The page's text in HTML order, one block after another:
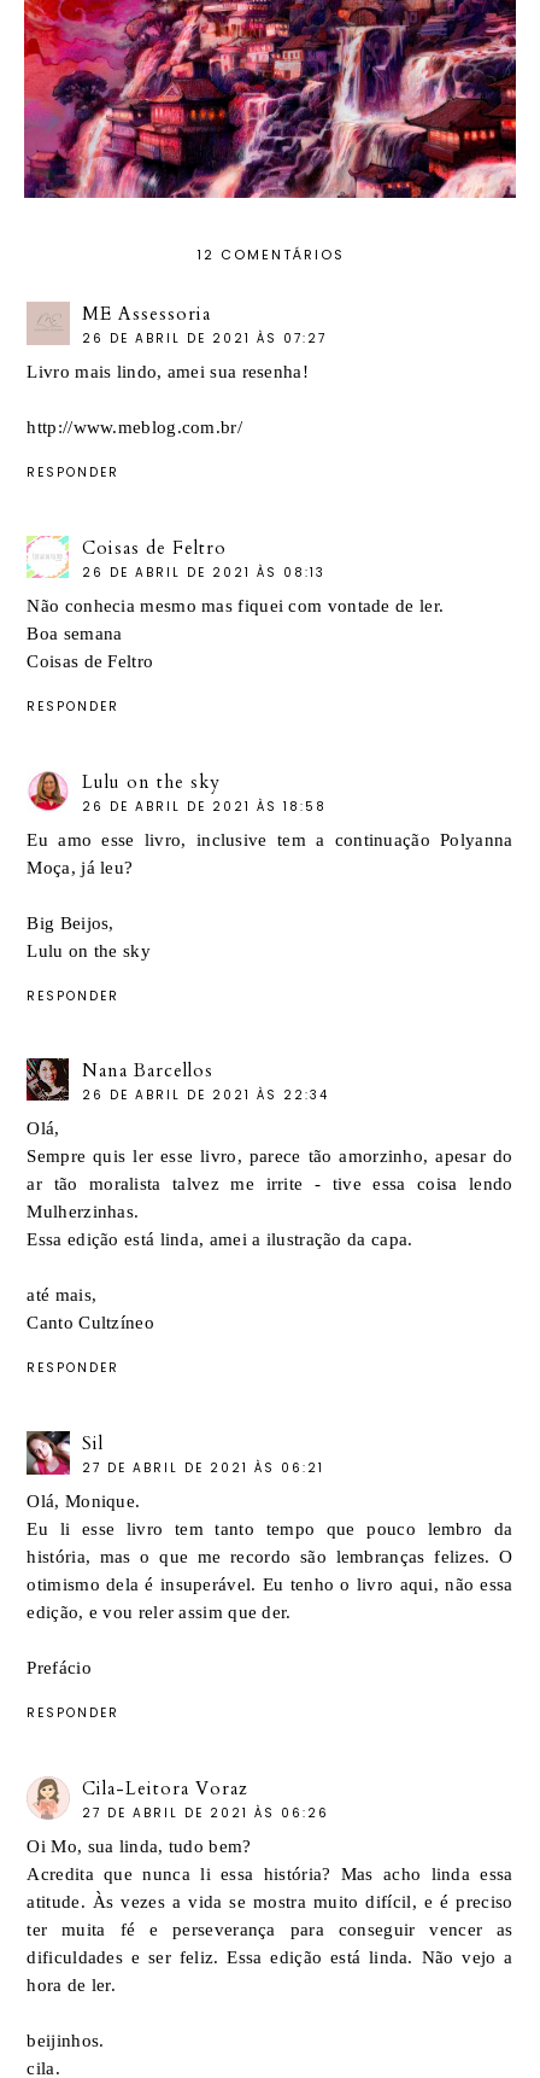
12 COMENTÁRIOS
ME Assessoria
26 DE ABRIL DE 2021 ÀS 07:27
Livro mais lindo, amei sua resenha!
http://www.meblog.com.br/
RESPONDER
Coisas de Feltro
26 DE ABRIL DE 2021 ÀS 08:13
Não conhecia mesmo mas fiquei com vontade de ler.
Boa semana
Coisas de Feltro
RESPONDER
Lulu on the sky
26 DE ABRIL DE 2021 ÀS 18:58
Eu amo esse livro, inclusive tem a continuação Polyanna
Moça, já leu?
Big Beijos,
Lulu on the sky
RESPONDER
Nana Barcellos
26 DE ABRIL DE 2021 ÀS 22:34
Olá,
Sempre quis ler esse livro, parece tão amorzinho, apesar do
ar tão moralista talvez me irrite - tive essa coisa lendo
Mulherzinhas.
Essa edição está linda, amei a ilustração da capa.
até mais,
Canto Cultzíneo
RESPONDER
Sil
27 DE ABRIL DE 2021 ÀS 06:21
Olá, Monique.
Eu li esse livro tem tanto tempo que pouco lembro da
história, mas o que me recordo são lembranças felizes. O
otimismo dela é insuperável. Eu tenho o livro aqui, não essa
edição, e vou reler assim que der.
Prefácio
RESPONDER
Cila-Leitora Voraz
27 DE ABRIL DE 2021 ÀS 06:26
Oi Mo, sua linda, tudo bem?
Acredita que nunca li essa história? Mas acho linda essa
atitude. Às vezes a vida se mostra muito difícil, e é preciso
ter muita fé e perseverança para conseguir vencer as
dificuldades e ser feliz. Essa edição está linda. Não vejo a
hora de ler.
beijinhos.
cila.